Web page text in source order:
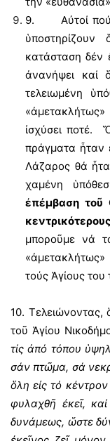
9. Αὐτοί πού
κατάσταση δέν
ἀνανήψει καί
τελειωμένη
ἰσχύσει ποτέ.
πράγματα ἦταν
Λάζαρος θά
χαμένη
ἐπέμβαση τοῦ
μποροῦμε νά
τούς Ἁγίους
10. Τελειώνοντας,
τοῦ Ἁγίου
τίς ἀπό τόπου
σάν πτῶμα, σά
ὅλη εἰς τό
φυλαχθῆ ἐκεῖ,
δυνάμεως, ὥστε